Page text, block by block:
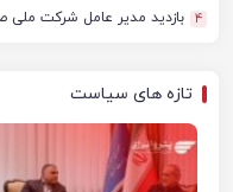
4 بازدید مدیر عامل شرکت
تازه های سیاست